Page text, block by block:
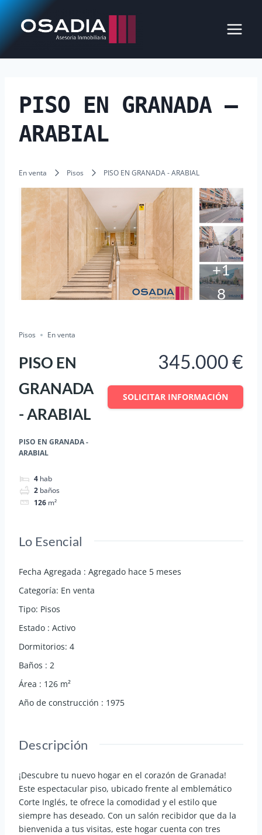
Saltar
PISO EN GRANADA –
ARABIAL
En venta Pisos PISO EN GRANADA - ARABIAL
+1
8
Pisos En venta
PISO EN
GRANADA
- ARABIAL
PISO EN GRANADA -
ARABIAL
4 hab
2 baños
126 m²
345.000 €
SOLICITAR INFORMACIÓN
Lo Esencial
Fecha Agregada : Agregado hace 5 meses
Categoría: En venta
Tipo: Pisos
Estado : Activo
Dormitorios: 4
Baños : 2
Área : 126 m²
Año de construcción : 1975
Descripción
¡Descubre tu nuevo hogar en el corazón de Granada!
Este espectacular piso, ubicado frente al emblemático
Corte Inglés, te ofrece la comodidad y el estilo que
siempre has deseado. Con un salón recibidor que da la
bienvenida a tus visitas, este hogar cuenta con tres